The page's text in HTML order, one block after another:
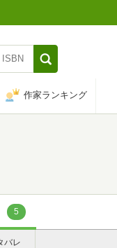
作家ランキング
5
バレ